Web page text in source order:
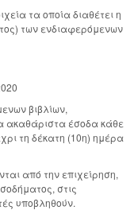
τα οποία διαθέτει η
των ενδιαφερόμενων
βιβλίων,
ακαθάριστα έσοδα κάθε
τη δέκατη (10η) ημέρα
από την επιχείρηση,
στις
υποβληθούν.